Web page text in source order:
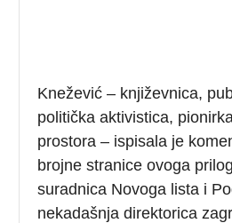
Knežević – književnica,
politička aktivistica,
prostora – ispisala je
brojne stranice ovoga
suradnica Novoga lista i
nekadašnja direktorica